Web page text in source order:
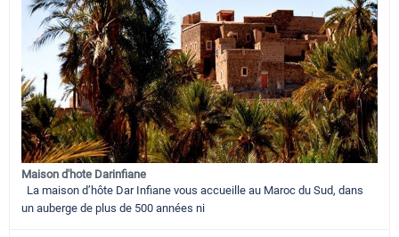
Maison d'hote Darinfiane
La maison d’hôte Dar Infiane vous accueille au Maroc du Sud, dans
un auberge de plus de 500 années ni